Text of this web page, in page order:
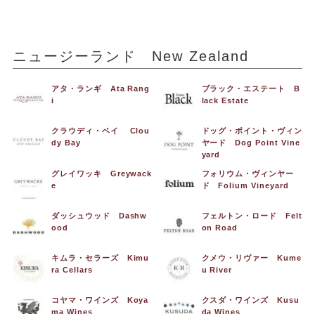
ニュージーランド New Zealand
アタ・ランギ Ata Rang
i
ブラック・エステート B
lack Estate
クラウディ・ベイ Clou
dy Bay
ドッグ・ポイント・ヴィン
ヤード Dog Point Vine
yard
グレイワッキ Greywack
e
フォリウム・ヴィンヤー
ド Folium Vineyard
ダッシュウッド Dashw
ood
フェルトン・ロード Felt
on Road
キムラ・セラーズ Kimu
ra Cellars
クメウ・リヴァー Kume
u River
コヤマ・ワインズ Koya
ma Wines
クスダ・ワインズ Kusu
da Wines